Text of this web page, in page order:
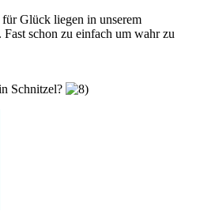
Glück liegen in unserem
Fast schon zu einfach um wahr zu
Schnitzel?